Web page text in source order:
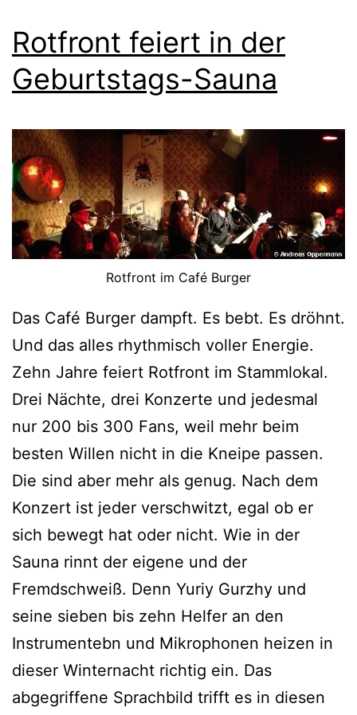
Rotfront feiert in der
Geburtstags-Sauna
Rotfront im Café Burger
Das Café Burger dampft. Es bebt. Es dröhnt.
Und das alles rhythmisch voller Energie.
Zehn Jahre feiert Rotfront im Stammlokal.
Drei Nächte, drei Konzerte und jedesmal
nur 200 bis 300 Fans, weil mehr beim
besten Willen nicht in die Kneipe passen.
Die sind aber mehr als genug. Nach dem
Konzert ist jeder verschwitzt, egal ob er
sich bewegt hat oder nicht. Wie in der
Sauna rinnt der eigene und der
Fremdschweiß. Denn Yuriy Gurzhy und
seine sieben bis zehn Helfer an den
Instrumentebn und Mikrophonen heizen in
dieser Winternacht richtig ein. Das
abgegriffene Sprachbild trifft es in diesen